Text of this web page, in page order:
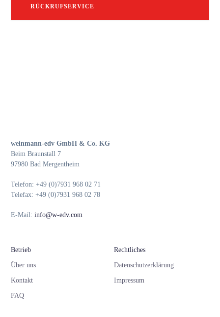
RÜCKRUFSERVICE
weinmann-edv GmbH & Co. KG
Beim Braunstall 7
97980 Bad Mergentheim
Telefon: +49 (0)7931 968 02 71
Telefax: +49 (0)7931 968 02 78
E-Mail:info@w-edv.com
Betrieb
Über uns
Kontakt
FAQ
Rechtliches
Datenschutzerklärung
Impressum